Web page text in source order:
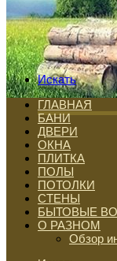
Искать
ГЛАВНАЯ
БАНИ
ДВЕРИ
ОКНА
ПЛИТКА
ПОЛЫ
ПОТОЛКИ
СТЕНЫ
БЫТОВЫЕ
О РАЗНОМ
Обзор